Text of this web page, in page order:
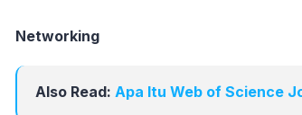
Networking
Also Read: Apa Itu Web of Science